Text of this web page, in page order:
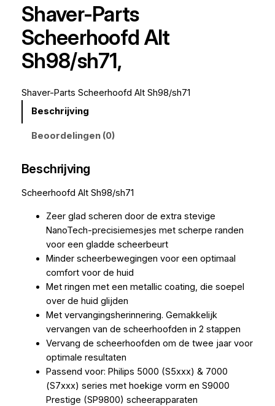
Shaver-Parts
Scheerhoofd Alt
Sh98/sh71,
Shaver-Parts Scheerhoofd Alt Sh98/sh71
Beschrijving
Beoordelingen (0)
Beschrijving
Scheerhoofd Alt Sh98/sh71
Zeer glad scheren door de extra stevige
NanoTech-precisiemesjes met scherpe randen
voor een gladde scheerbeurt
Minder scheerbewegingen voor een optimaal
comfort voor de huid
Met ringen met een metallic coating, die soepel
over de huid glijden
Met vervangingsherinnering. Gemakkelijk
vervangen van de scheerhoofden in 2 stappen
Vervang de scheerhoofden om de twee jaar voor
optimale resultaten
Passend voor: Philips 5000 (S5xxx) & 7000
(S7xxx) series met hoekige vorm en S9000
Prestige (SP9800) scheerapparaten